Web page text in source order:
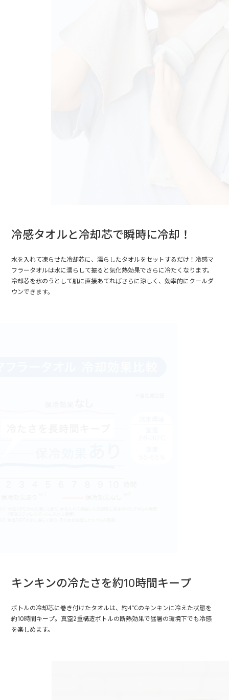
冷感タオルと冷却芯で瞬時に冷却！
水を入れて凍らせた冷却芯に、濡らしたタオルをセットするだけ！冷感マ
フラータオルは水に濡らして振ると気化熱効果でさらに冷たくなります。
冷却芯を氷のうとして肌に直接あてればさらに涼しく、効率的にクールダ
ウンできます。
キンキンの冷たさを約10時間キープ
ボトルの冷却芯に巻き付けたタオルは、約4℃のキンキンに冷えた状態を
約10時間キープ。真空2重構造ボトルの断熱効果で猛暑の環境下でも冷感
を楽しめます。